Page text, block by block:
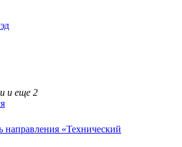
и еще 2
направления «Технический